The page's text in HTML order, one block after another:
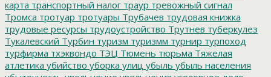
карта транспортный налог траур тревожный сигнал
Тромса тротуар тротуары Трубачев трудовая книжка
трудовые ресурсы трудоустройство Трутнев туберкулез
Тукалевский Турбин туризм туризмм турнир турпоход
турфирма тхэквондо ТЭЦ Тюмень тюрьма Тяжелая
атлетика убийство уборка улиц убыль убыль населения